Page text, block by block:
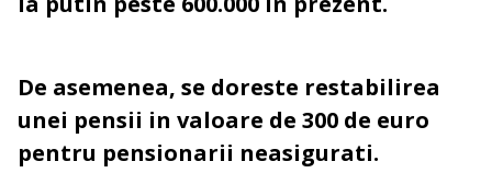
De asemenea, se doreste restabilirea
unei pensii in valoare de 300 de euro
pentru pensionarii neasigurati.